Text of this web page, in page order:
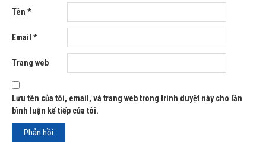
Tên *
Email *
Trang web
Lưu tên của tôi, email, và trang web trong trình duyệt này cho lần
bình luận kế tiếp của tôi.